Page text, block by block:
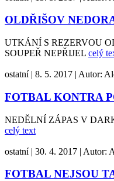
OLDŘIŠOV
UTKÁNÍ S REZERVOU
SOUPEŘ NEPŘIJEL celý
ostatní | 8. 5. 2017 | Autor:
FOTBAL KONTRA
NEDĚLNÍ ZÁPAS V
celý text
ostatní | 30. 4. 2017 | Autor:
FOTBAL NEJSOU